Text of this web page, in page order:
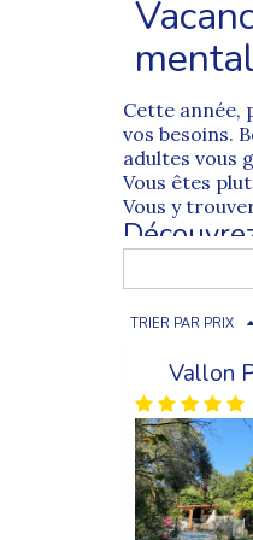
mental
Cette année,
vos besoins.
adultes vous
Vous êtes
Vous y
ou laissez-
bord de
selon
Des
Profitez de
culturelaux
complète
vacances
Comme à
chaque
TRIER PAR PRIX
Vallon